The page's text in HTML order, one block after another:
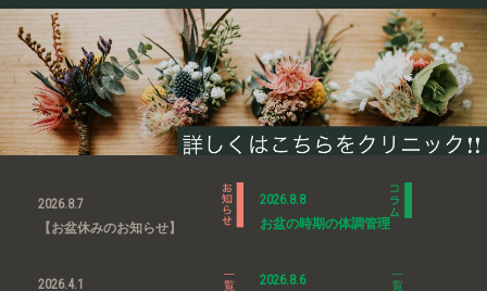
2026.8.7
【お盆休みのお知らせ】
2026.4.1
2026.8.8
お盆の時期の体調管理
2026.8.6